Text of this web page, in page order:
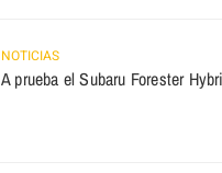
NOTICIAS
A prueba el Subaru Forester